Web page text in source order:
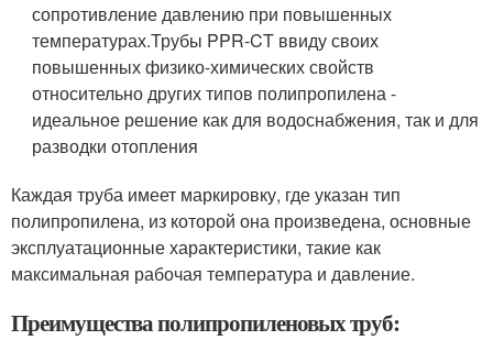
сопротивление давлению при повышенных
температурах.Трубы PPR-CT ввиду своих
повышенных физико-химических свойств
относительно других типов полипропилена -
идеальное решение как для водоснабжения, так и для
разводки отопления
Каждая труба имеет маркировку, где указан тип
полипропилена, из которой она произведена, основные
эксплуатационные характеристики, такие как
максимальная рабочая температура и давление.
Преимущества полипропиленовых труб: